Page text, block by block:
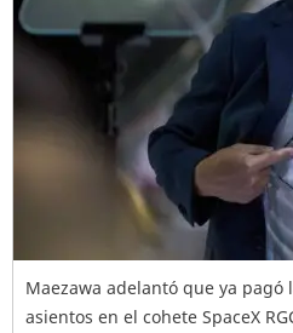
Maezawa adelantó que ya pagó
asientos en el cohete SpaceX